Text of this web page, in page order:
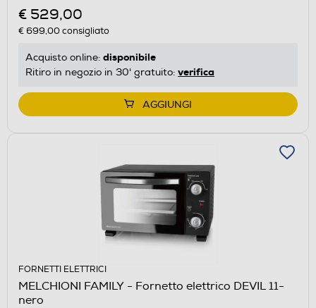
€ 529,00
€ 699,00consigliato
Acquisto online: disponibile
Ritiro in negozio in 30' gratuito: verifica
AGGIUNGI
FORNETTI ELETTRICI
MELCHIONI FAMILY - Fornetto elettrico DEVIL 11-
nero